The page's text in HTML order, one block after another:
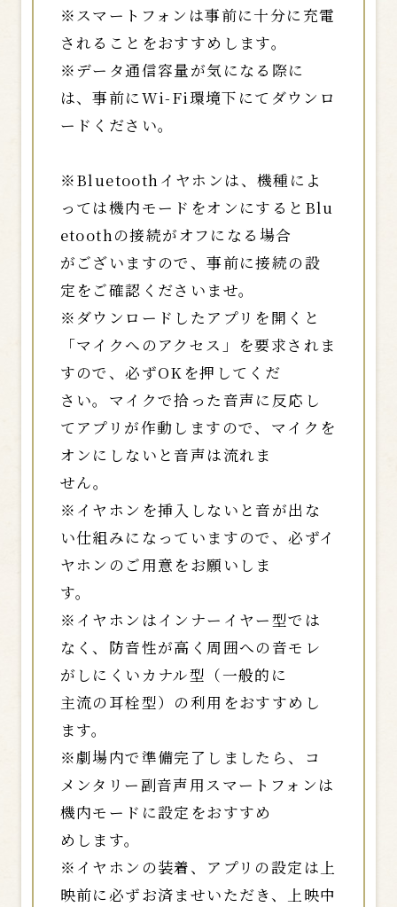
※スマートフォンは事前に十分に充電
されることをおすすめします。
※データ通信容量が気になる際に
は、事前にWi-Fi環境下にてダウンロ
ードください。
※Bluetoothイヤホンは、機種によ
っては機内モードをオンにするとBlu
etoothの接続がオフになる場合
がございますので、事前に接続の設
定をご確認くださいませ。
※ダウンロードしたアプリを開くと
「マイクへのアクセス」を要求されま
すので、必ずOKを押してくだ
さい。マイクで拾った音声に反応し
てアプリが作動しますので、マイクを
オンにしないと音声は流れま
せん。
※イヤホンを挿入しないと音が出な
い仕組みになっていますので、必ずイ
ヤホンのご用意をお願いしま
す。
※イヤホンはインナーイヤー型では
なく、防音性が高く周囲への音モレ
がしにくいカナル型（一般的に
主流の耳栓型）の利用をおすすめし
ます。
※劇場内で準備完了しましたら、コ
メンタリー副音声用スマートフォンは
機内モードに設定をおすすめ
めします。
※イヤホンの装着、アプリの設定は上
映前に必ずお済ませいただき、上映中